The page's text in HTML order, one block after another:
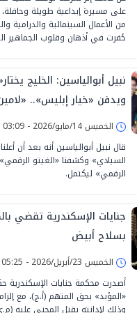
على مسيرة إبداعية طويلة
من الأعمال السينمائية والدرامية
حُفرت في أذهان وقلوب الجماهير
نبيل أبوالياسين: الخليج
ويدفن «خيار إبليس»..
«الإبادة السردية»
الخميس 14/مايو/2026 - 03:09 م
قال نبيل أبوالياسين أنه بعد أن
السيادي» وكشفنا «الغيتو
الرقمي» ليكتمل.
جنايات الإسكندرية تقضي
بسلاح أبيض
الخميس 23/أبريل/2026 - 05:25 م
أصدرت محكمة جنايات الإسكندرية
«المؤبد» بحق المتهم (أ.ج)، مع
وذلك لإدانته بقتل المجني عليه